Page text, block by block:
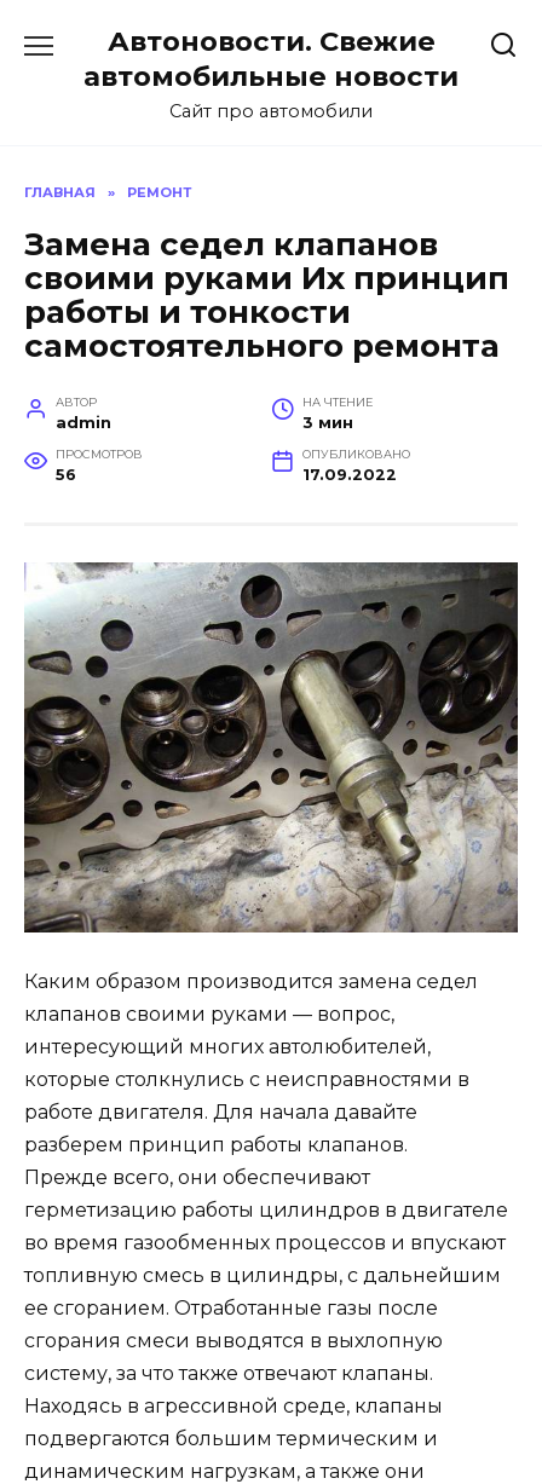
содержанию
Автоновости. Свежие
автомобильные новости
Сайт про автомобили
ГЛАВНАЯ » РЕМОНТ
Замена седел клапанов
своими руками Их принцип
работы и тонкости
самостоятельного ремонта
АВТОР
admin
НА ЧТЕНИЕ
3 мин
ПРОСМОТРОВ
56
ОПУБЛИКОВАНО
17.09.2022
Каким образом производится замена седел
клапанов своими руками — вопрос,
интересующий многих автолюбителей,
которые столкнулись с неисправностями в
работе двигателя. Для начала давайте
разберем принцип работы клапанов.
Прежде всего, они обеспечивают
герметизацию работы цилиндров в двигателе
во время газообменных процессов и впускают
топливную смесь в цилиндры, с дальнейшим
ее сгоранием. Отработанные газы после
сгорания смеси выводятся в выхлопную
систему, за что также отвечают клапаны.
Находясь в агрессивной среде, клапаны
подвергаются большим термическим и
динамическим нагрузкам, а также они